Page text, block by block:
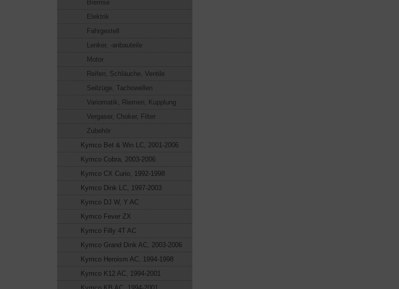
Bremse
Elektrik
Fahrgestell
Lenker, -anbauteile
Motor
Reifen, Schläuche, Ventile
Seilzüge, Tachowellen
Variomatik, Riemen, Kupplung
Vergaser, Choker, Filter
Zubehör
Kymco Bet & Win LC, 2001-2006
Kymco Cobra, 2003-2006
Kymco CX Curio, 1992-1998
Kymco Dink LC, 1997-2003
Kymco DJ W, Y AC
Kymco Fever ZX
Kymco Filly 4T AC
Kymco Grand Dink AC, 2003-2006
Kymco Heroism AC, 1994-1998
Kymco K12 AC, 1994-2001